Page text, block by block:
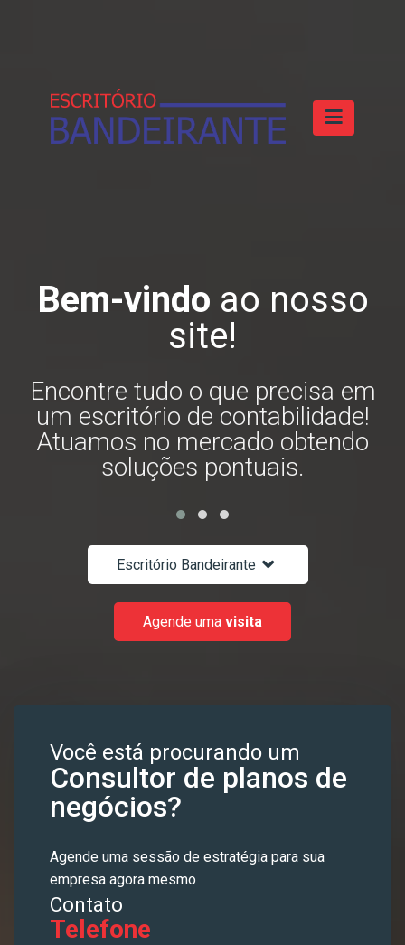
Bem-vindo ao nosso
site!
Encontre tudo o que precisa em
um escritório de contabilidade!
Atuamos no mercado obtendo
soluções pontuais.
Escritório Bandeirante
Agende uma visita
Você está procurando um
Consultor de planos de
negócios?
Agende uma sessão de estratégia para sua
empresa agora mesmo
Contato
Telefone